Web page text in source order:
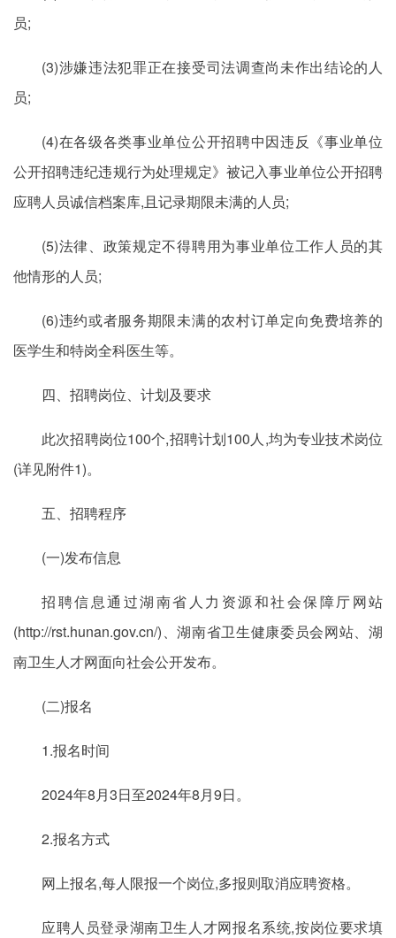
员;
(3)涉嫌违法犯罪正在接受司法调查尚未作出结论的人
员;
(4)在各级各类事业单位公开招聘中因违反《事业单位
公开招聘违纪违规行为处理规定》被记入事业单位公开招聘
应聘人员诚信档案库,且记录期限未满的人员;
(5)法律、政策规定不得聘用为事业单位工作人员的其
他情形的人员;
(6)违约或者服务期限未满的农村订单定向免费培养的
医学生和特岗全科医生等。
四、招聘岗位、计划及要求
此次招聘岗位100个,招聘计划100人,均为专业技术岗位
(详见附件1)。
五、招聘程序
(一)发布信息
招聘信息通过湖南省人力资源和社会保障厅网站
(http://rst.hunan.gov.cn/)、湖南省卫生健康委员会网站、湖
南卫生人才网面向社会公开发布。
(二)报名
1.报名时间
2024年8月3日至2024年8月9日。
2.报名方式
网上报名,每人限报一个岗位,多报则取消应聘资格。
应聘人员登录湖南卫生人才网报名系统,按岗位要求填